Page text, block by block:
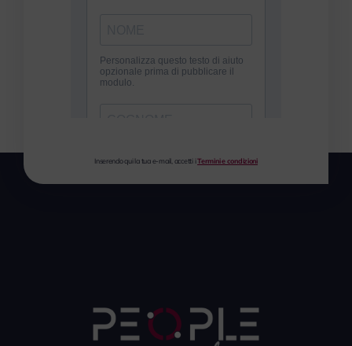
Inserendo qui la tua e-mail, accetti iTermini e condizioni